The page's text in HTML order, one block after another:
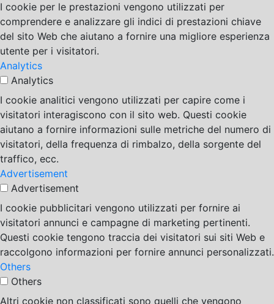
I cookie per le prestazioni vengono utilizzati per
comprendere e analizzare gli indici di prestazioni chiave
del sito Web che aiutano a fornire una migliore esperienza
utente per i visitatori.
Analytics
Analytics
I cookie analitici vengono utilizzati per capire come i
visitatori interagiscono con il sito web. Questi cookie
aiutano a fornire informazioni sulle metriche del numero di
visitatori, della frequenza di rimbalzo, della sorgente del
traffico, ecc.
Advertisement
Advertisement
I cookie pubblicitari vengono utilizzati per fornire ai
visitatori annunci e campagne di marketing pertinenti.
Questi cookie tengono traccia dei visitatori sui siti Web e
raccolgono informazioni per fornire annunci personalizzati.
Others
Others
Altri cookie non classificati sono quelli che vengono